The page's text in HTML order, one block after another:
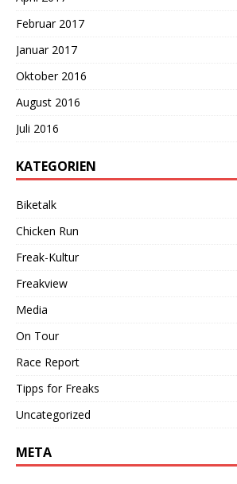
Februar 2017
Januar 2017
Oktober 2016
August 2016
Juli 2016
KATEGORIEN
Biketalk
Chicken Run
Freak-Kultur
Freakview
Media
On Tour
Race Report
Tipps for Freaks
Uncategorized
META